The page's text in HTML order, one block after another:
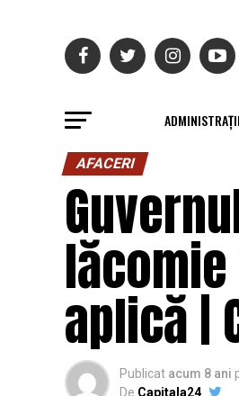
AFACERI
aplică |
Publicat acum 8 ani
De Capitala24